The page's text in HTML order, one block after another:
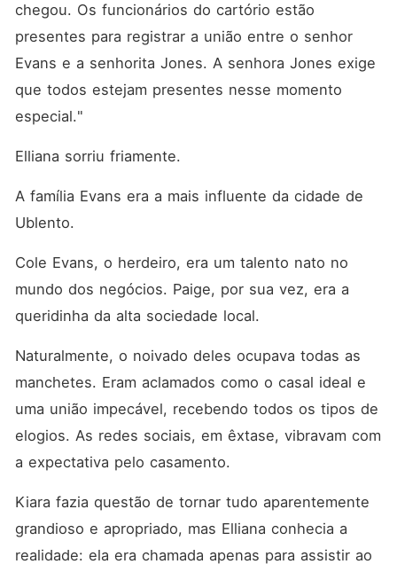
chegou. Os funcionários do cartório estão
presentes para registrar a união entre o senhor
Evans e a senhorita Jones. A senhora Jones exige
que todos estejam presentes nesse momento
especial."
Elliana sorriu friamente.
A família Evans era a mais influente da cidade de
Ublento.
Cole Evans, o herdeiro, era um talento nato no
mundo dos negócios. Paige, por sua vez, era a
queridinha da alta sociedade local.
Naturalmente, o noivado deles ocupava todas as
manchetes. Eram aclamados como o casal ideal e
uma união impecável, recebendo todos os tipos de
elogios. As redes sociais, em êxtase, vibravam com
a expectativa pelo casamento.
Kiara fazia questão de tornar tudo aparentemente
grandioso e apropriado, mas Elliana conhecia a
realidade: ela era chamada apenas para assistir ao